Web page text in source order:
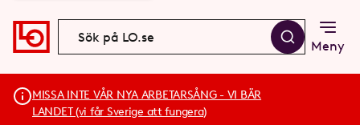
Meny
MISSA INTE VÅR NYA ARBETARSÅNG - VI BÄR
LANDET (vi får Sverige att fungera)